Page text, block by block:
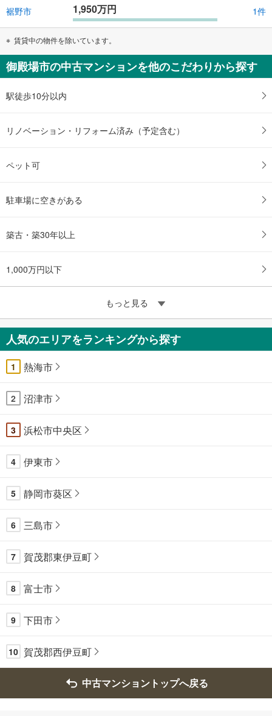
裾野市 1,950万円 1件
賃貸中の物件を除いています。
御殿場市の中古マンションを他のこだわりから探す
駅徒歩10分以内
リノベーション・リフォーム済み（予定含む）
ペット可
駐車場に空きがある
築古・築30年以上
1,000万円以下
もっと見る
人気のエリアをランキングから探す
1 熱海市
2 沼津市
3 浜松市中央区
4 伊東市
5 静岡市葵区
6 三島市
7 賀茂郡東伊豆町
8 富士市
9 下田市
10 賀茂郡西伊豆町
中古マンショントップへ戻る